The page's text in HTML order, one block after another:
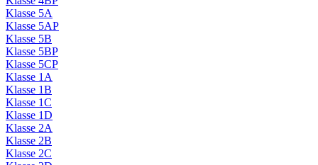
Klasse 5A
Klasse 5AP
Klasse 5B
Klasse 5BP
Klasse 5CP
Klasse 1A
Klasse 1B
Klasse 1C
Klasse 1D
Klasse 2A
Klasse 2B
Klasse 2C